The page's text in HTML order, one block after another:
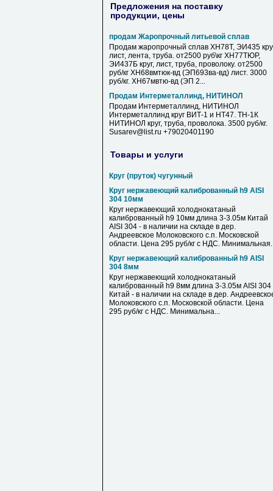
Предложения на поставку
продукции, цены
продам Жаропрочный литьевой сплав
Продам жаропрочный сплав ХН78Т, ЭИ435
лист, лента, труба. от2500 руб\кг ХН77ТЮР,
ЭИ437Б круг, лист, труба, проволоку. от2500
руб/кг ХН68вмтюк-вд (ЭП693ва-вд) лист. 3000
руб/кг. ХН67мвтю-вд (ЭП 2...
Продам Интерметаллинд, НИТИНОЛ
Продам Интерметаллинд, НИТИНОЛ
Интерметаллинд круг ВИТ-1 и НТ47. ТН-1К
НИТИНОЛ круг, труба, проволока. 3500 руб/кг.
Susarev@list.ru +79020401190
Товары и услуги
Круг (пруток) чугунный
Круг нержавеющий калиброванный h9 AISI
304 10мм
Круг нержавеющий холоднокатаный
калиброванный h9 10мм длина 3-3.05м Китай
AISI 304 - в наличии на складе в дер.
Андреевское Молоковского с.п. Московской
области. Цена 295 руб/кг с НДС.
Круг нержавеющий калиброванный h9 AISI
304 8мм
Круг нержавеющий холоднокатаный
калиброванный h9 8мм длина 3-3.05м AISI 304
Китай - в наличии на складе в дер.
Молоковского с.п. Московской области. Цена
295 руб/кг с НДС. Минимальна...